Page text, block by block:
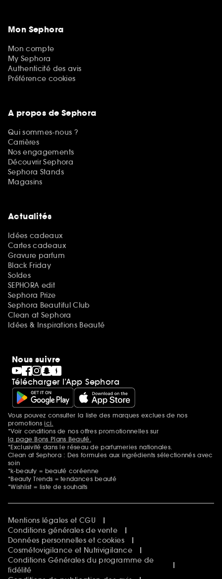
Mon Sephora
Mon compte
My Sephora
Authenticité des avis
Préférence cookies
A propos de Sephora
Qui sommes-nous ?
Carrières
Nos engagements
Découvrir Sephora
Sephora Stands
Magasins
Actualités
Idées cadeaux
Cartes cadeaux
Gravure parfum
Black Friday
Soldes
SEPHORA edit
Sephora Prize
Sephora Beautiful Club
Clean at Sephora
Idées & Inspirations Beauté
Nous suivre
Télécharger l’App Sephora
Mentions additionnelles
Vous pouvez consulter la liste des marques exclues de nos
promotionsici.
*Voir conditions de nos offres promotionnelles sur
la page Bons Plans Beauté.
*Exclusivité dans le réseau de parfumeries nationales.
Clean at Sephora : Des formules aux ingrédients sélectionnés avec
soin
*k-beauty = beauté coréenne
*Beauty Trends = tendances beauté
*Wishlist = liste de souhaits
Mentions légales et CGU
Conditions générales de vente
Données personnelles et cookies
Cosmétovigilance et Nutrivigilance
Conditions Générales du programme de
fidélité